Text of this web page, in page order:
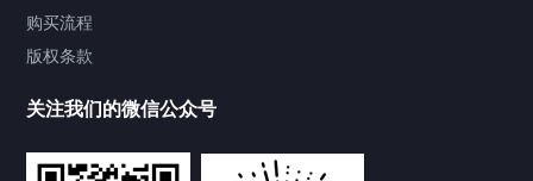
Chiller气体控温系统
购买流程
版权条款
关注我们的微信公众号